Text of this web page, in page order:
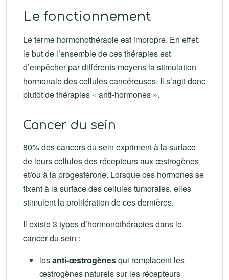
Le fonctionnement
Le terme hormonothérapie est impropre. En effet,
le but de l’ensemble de ces thérapies est
d’empêcher par différents moyens la stimulation
hormonale des cellules cancéreuses. Il s’agit donc
plutôt de thérapies « anti-hormones ».
Cancer du sein
80% des cancers du sein expriment à la surface
de leurs cellules des récepteurs aux œstrogènes
et/ou à la progestérone. Lorsque ces hormones se
fixent à la surface des cellules tumorales, elles
stimulent la prolifération de ces dernières.
Il existe 3 types d’hormonothérapies dans le
cancer du sein :
lesanti-œstrogènesqui remplacent les
œstrogènes naturels sur les récepteurs